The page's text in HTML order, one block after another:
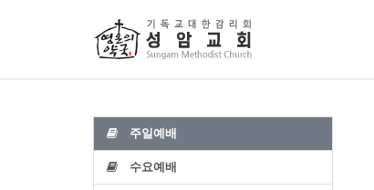
주일예배
수요예배